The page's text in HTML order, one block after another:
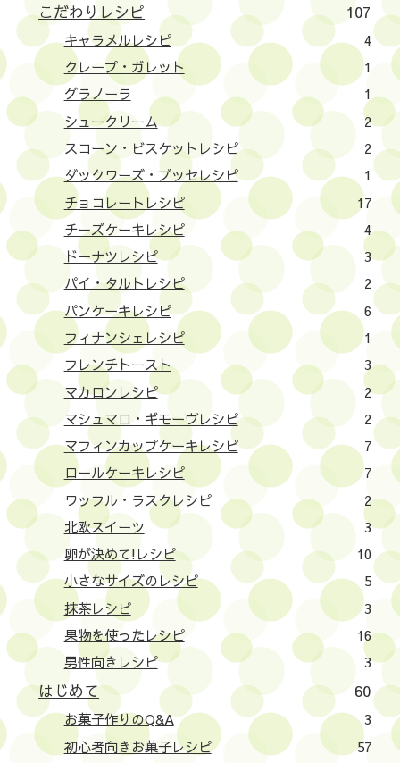
こだわりレシピ 107
キャラメルレシピ
4
クレープ・ガレット
1
グラノーラ
1
シュークリーム
2
スコーン・ビスケットレシピ
2
ダックワーズ・ブッセレシピ
1
チョコレートレシピ
17
チーズケーキレシピ
4
ドーナツレシピ
3
パイ・タルトレシピ
2
パンケーキレシピ
6
フィナンシェレシピ
1
フレンチトースト
3
マカロンレシピ
2
マシュマロ・ギモーヴレシピ
2
マフィンカップケーキレシピ
7
ロールケーキレシピ
7
ワッフル・ラスクレシピ
2
北欧スイーツ
3
卵が決めて!レシピ
10
小さなサイズのレシピ
5
抹茶レシピ
3
果物を使ったレシピ
16
男性向きレシピ
3
はじめて 60
お菓子作りのQ&A
3
初心者向きお菓子レシピ
57